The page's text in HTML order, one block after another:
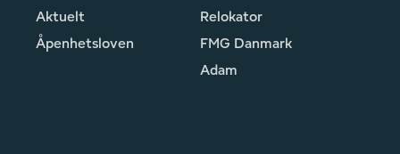
Aktuelt
Åpenhetsloven
Relokator
FMG Danmark
Adam